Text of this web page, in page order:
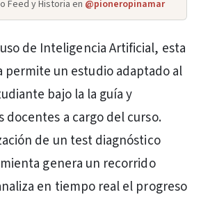
Feed y Historia en @pioneropinamar
de Inteligencia Artificial, esta
permite un estudio adaptado al
bajo la la guía y
docentes a cargo del curso.
de un test diagnóstico
genera un recorrido
en tiempo real el progreso